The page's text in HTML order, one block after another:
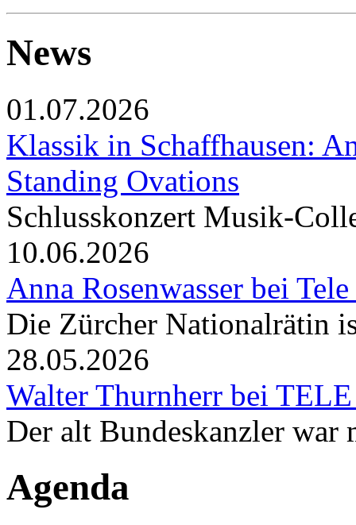
News
01.07.2026
Klassik in Schaffhausen:
Standing Ovations
Schlusskonzert Musik-
10.06.2026
Anna Rosenwasser bei
Die Zürcher Nationalrätin
28.05.2026
Walter Thurnherr bei
Der alt Bundeskanzler war
Agenda